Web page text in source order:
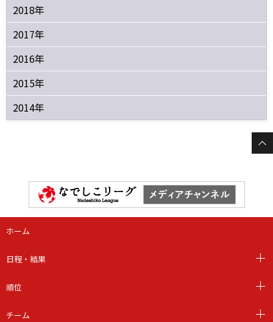
2018年
2017年
2016年
2015年
2014年
ホーム
日程・結果
順位
チーム